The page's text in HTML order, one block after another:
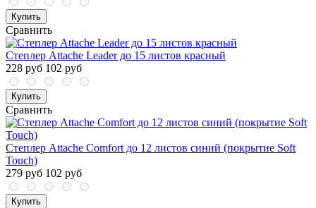
Купить
Сравнить
Степлер Attache Leader до 15 листов красный
228 руб 102 руб
Купить
Сравнить
Степлер Attache Comfort до 12 листов синий (покрытие Soft
Touch)
279 руб 102 руб
Купить